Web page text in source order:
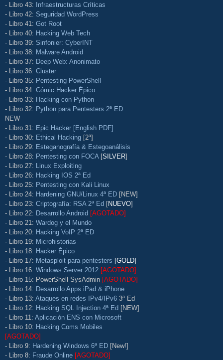
- Libro 43: Infraestructuras Críticas
- Libro 42: Seguridad WordPress
- Libro 41: Got Root
- Libro 40: Hacking Web Tech
- Libro 39: Sinfonier: CyberINT
- Libro 38: Malware Android
- Libro 37: Deep Web: Anonimato
- Libro 36: Cluster
- Libro 35: Pentesting PowerShell
- Libro 34: Cómic Hacker Épico
- Libro 33: Hacking con Python
- Libro 32: Python para Pentesters 2ª ED
NEW
- Libro 31: Epic Hacker [English PDF]
- Libro 30: Ethical Hacking [2ª]
- Libro 29: Esteganografía & Estegoanálisis
- Libro 28: Pentesting con FOCA [SILVER]
- Libro 27: Linux Exploiting
- Libro 26: Hacking IOS 2ª Ed
- Libro 25: Pentesting con Kali Linux
- Libro 24: Hardening GNU/Linux 4ª ED [NEW]
- Libro 23: Criptografía: RSA 2ª Ed [NUEVO]
- Libro 22: Desarrollo Android [AGOTADO]
- Libro 21: Wardog y el Mundo
- Libro 20: Hacking VoIP 2ª ED
- Libro 19: Microhistorias
- Libro 18: Hacker Épico
- Libro 17: Metasploit para pentesters [GOLD]
- Libro 16: Windows Server 2012 [AGOTADO]
- Libro 15: PowerShell SysAdmin [AGOTADO]
- Libro 14: Desarrollo Apps iPad & iPhone
- Libro 13: Ataques en redes IPv4/IPv6 3ª Ed
- Libro 12: Hacking SQL Injection 4ª Ed [NEW]
- Libro 11: Aplicación ENS con Microsoft
- Libro 10: Hacking Coms Mobiles
[AGOTADO]
- Libro 9: Hardening Windows 6ª ED [New!]
- Libro 8: Fraude Online [AGOTADO]